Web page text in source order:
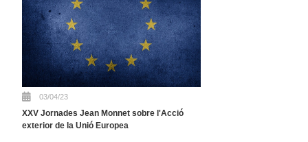
03/04/23
XXV Jornades Jean Monnet sobre l'Acció
exterior de la Unió Europea